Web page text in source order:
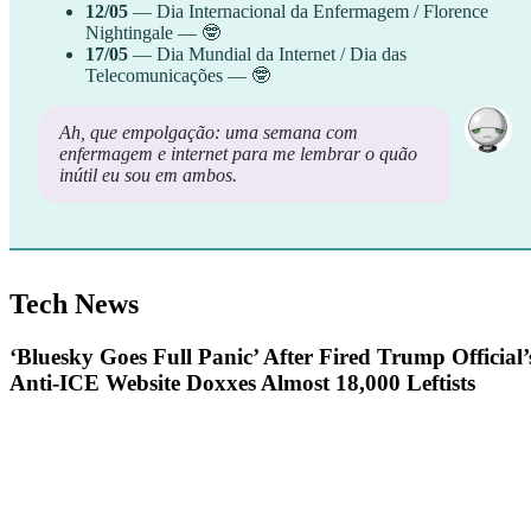
12/05 — Dia Internacional da Enfermagem / Florence
Nightingale — 🤓
17/05 — Dia Mundial da Internet / Dia das
Telecomunicações — 🤓
Ah, que empolgação: uma semana com
enfermagem e internet para me lembrar o quão
inútil eu sou em ambos.
Tech News
‘Bluesky Goes Full Panic’ After Fired Trump
Anti-ICE Website Doxxes Almost 18,000 Leftists